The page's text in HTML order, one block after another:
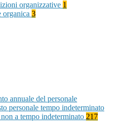
organizzative 1
organica 3
annuale del personale
personale tempo indeterminato
a tempo indeterminato 217